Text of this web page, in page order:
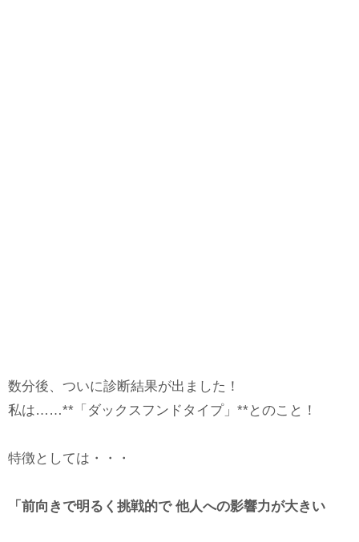
数分後、ついに診断結果が出ました！
私は……**「ダックスフンドタイプ」**とのこと！
特徴としては・・・
「前向きで明るく挑戦的で 他人への影響力が大きい